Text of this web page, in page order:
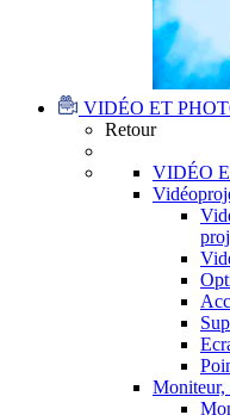
VIDÉO ET
Retour
VIDÉO